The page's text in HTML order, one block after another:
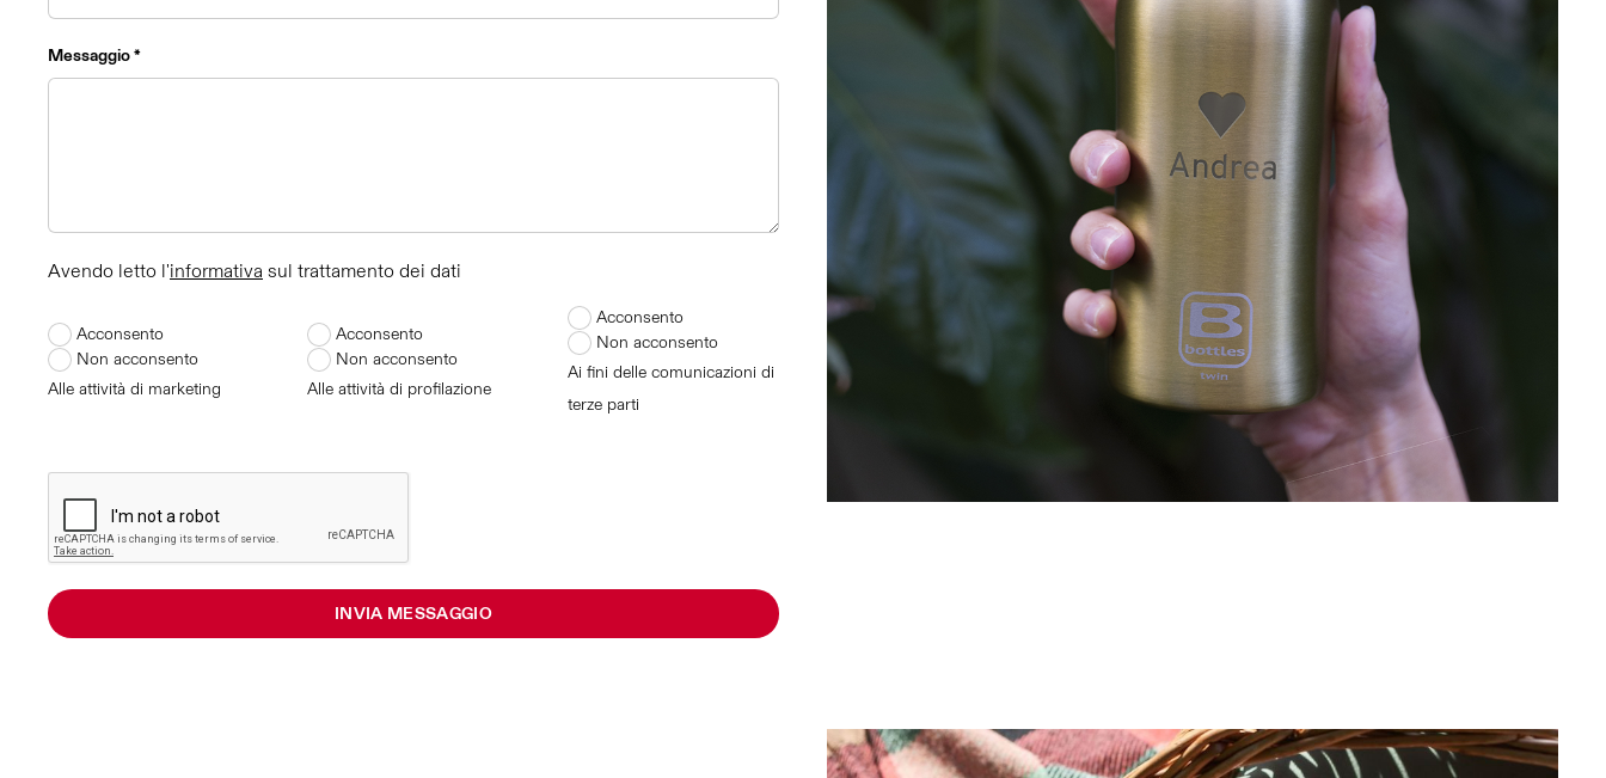
Messaggio *
Avendo letto l'informativa sul trattamento dei dati
Acconsento
Non acconsento
Alle attività di marketing
Acconsento
Non acconsento
Alle attività di profilazione
Acconsento
Non acconsento
Ai fini delle comunicazioni di
terze parti
INVIA MESSAGGIO